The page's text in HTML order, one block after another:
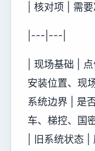
| 核对项 | 需
|---|---|
| 现场基础 |
安装位置、现
系统边界 | 是
车、梯控、国
| 旧系统状态